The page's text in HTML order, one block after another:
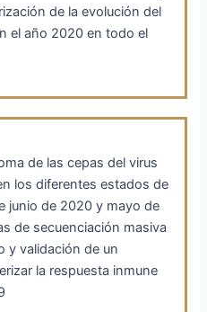
de la evolución del
el año 2020 en todo el
de las cepas del virus
los diferentes estados de
junio de 2020 y mayo de
de secuenciación masiva
y validación de un
la respuesta inmune